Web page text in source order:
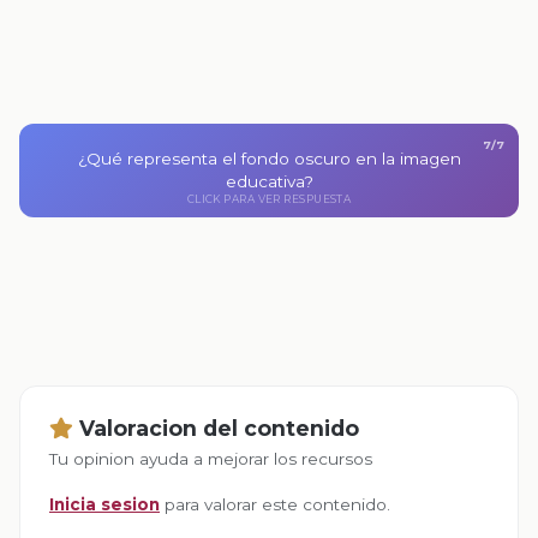
7/7
¿Qué representa el fondo oscuro en la imagen
educativa?
CLICK PARA VER RESPUESTA
El fondo oscuro simula el espacio y facilita la
comprensión del tema.
CLICK PARA VOLVER
Valoracion del contenido
Tu opinion ayuda a mejorar los recursos
Inicia sesion para valorar este contenido.